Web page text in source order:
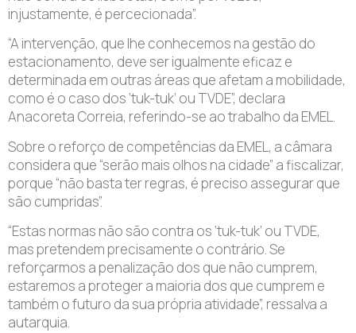
injustamente, é percecionada”.
“A intervenção, que lhe conhecemos na gestão do
estacionamento, deve ser igualmente eficaz e
determinada em outras áreas que afetam a mobilidade,
como é o caso dos ‘tuk-tuk’ ou TVDE”, declara
Anacoreta Correia, referindo-se ao trabalho da EMEL.
Sobre o reforço de competências da EMEL, a câmara
considera que “serão mais olhos na cidade” a fiscalizar,
porque “não basta ter regras, é preciso assegurar que
são cumpridas”.
“Estas normas não são contra os ‘tuk-tuk’ ou TVDE,
mas pretendem precisamente o contrário. Se
reforçarmos a penalização dos que não cumprem,
estaremos a proteger a maioria dos que cumprem e
também o futuro da sua própria atividade”, ressalva a
autarquia.